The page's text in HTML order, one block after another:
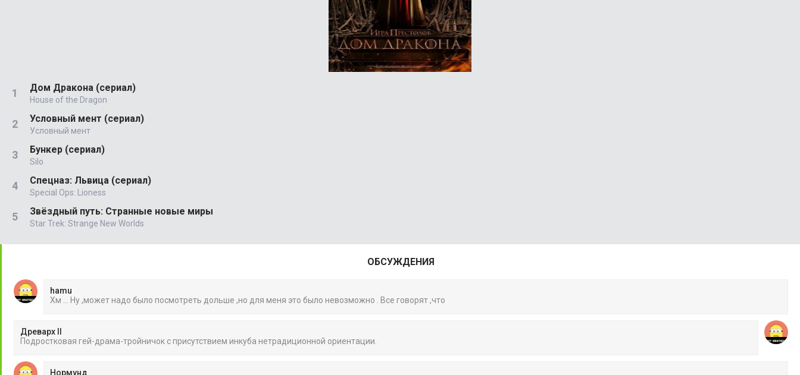
Дом Дракона (сериал)
House of the Dragon
Условный мент (сериал)
Условный мент
Бункер (сериал)
Silo
Спецназ: Львица (сериал)
Special Ops: Lioness
Звёздный путь: Странные новые миры
Star Trek: Strange New Worlds
ОБСУЖДЕНИЯ
hamu
Хм ... Ну ,может надо было посмотреть дольше ,но для меня это было невозможно . Все говорят ,что
Древарх II
Подростковая гей-драма-тройничок с присутствием инкуба нетрадиционной ориентации.
Нормунд